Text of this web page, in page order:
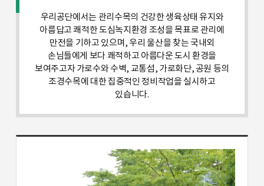
우리공단에서는 관리수목의 건강한 생육상태 유지와
아름답고 쾌적한 도심녹지환경 조성을 목표로 관리에
만전을 기하고 있으며, 우리 울산을 찾는 국내외
손님들에게 보다 쾌적하고 아름다운 도시 환경을
보여주고자 가로수와 수벽, 교통섬, 가로화단, 공원 등의
조경수목에 대한 집중적인 정비작업을 실시하고
있습니다.